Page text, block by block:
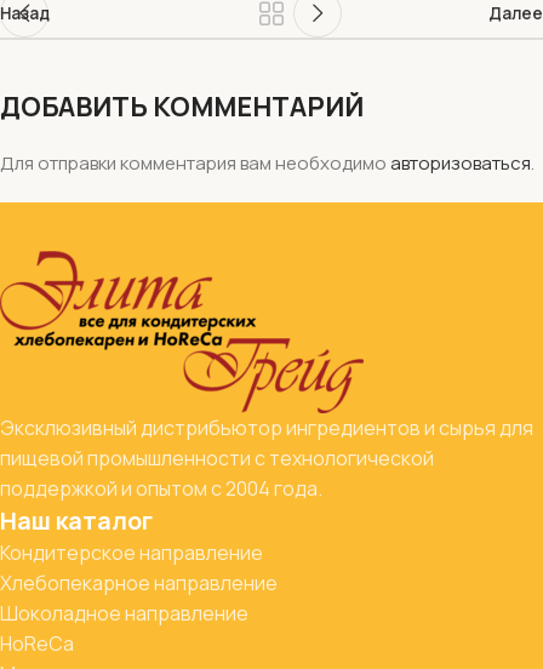
Назад Далее
ДОБАВИТЬ КОММЕНТАРИЙ
Для отправки комментария вам необходимоавторизоваться.
Эксклюзивный дистрибьютор ингредиентов и сырья для
пищевой промышленности с технологической
поддержкой и опытом с 2004 года.
Наш каталог
Кондитерское направление
Хлебопекарное направление
Шоколадное направление
HoReCa